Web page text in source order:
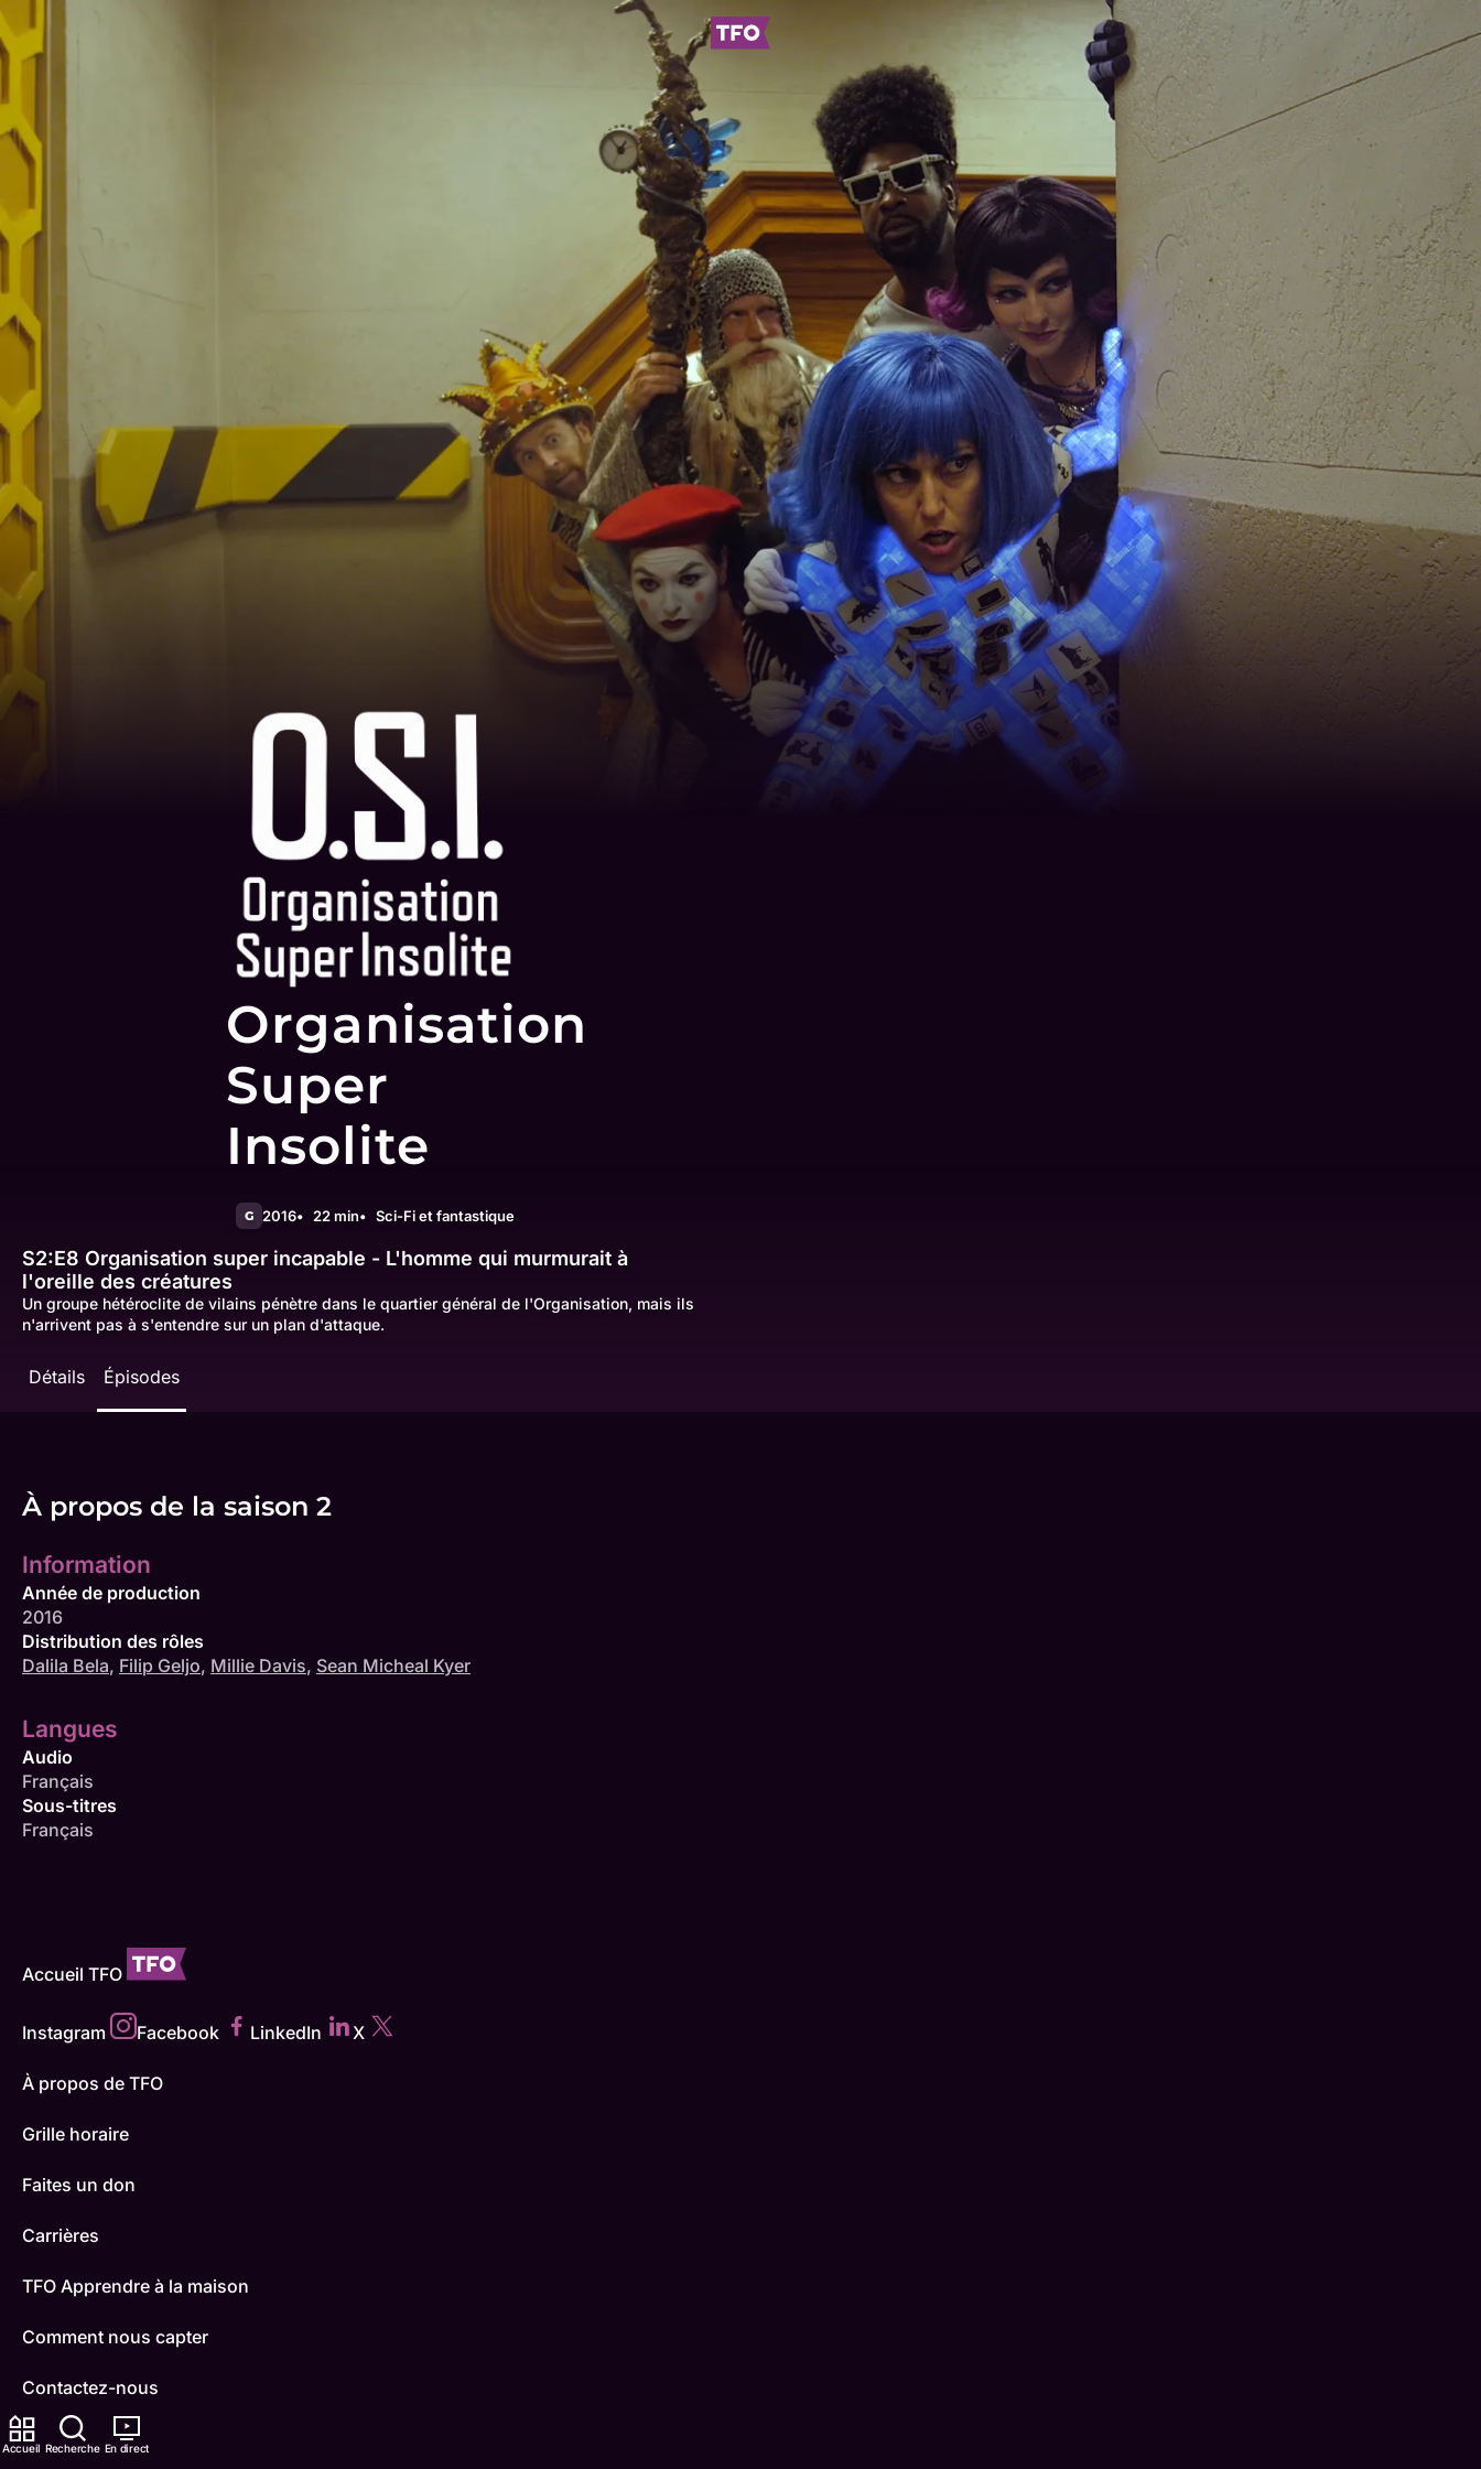
Accueil Recherche En direct
Organisation
Super
Insolite
G 2016 22 min Sci-Fi et fantastique
S2:E8 Organisation super incapable - L'homme qui murmurait à
l'oreille des créatures
Un groupe hétéroclite de vilains pénètre dans le quartier général de l'Organisation, mais ils
n'arrivent pas à s'entendre sur un plan d'attaque.
Détails Épisodes
À propos de la saison 2
Information
Année de production
2016
Distribution des rôles
Dalila Bela, Filip Geljo, Millie Davis, Sean Micheal Kyer
Langues
Audio
Français
Sous-titres
Français
Accueil TFO
Instagram Facebook LinkedIn X
À propos de TFO
Grille horaire
Faites un don
Carrières
TFO Apprendre à la maison
Comment nous capter
Contactez-nous
ONFR